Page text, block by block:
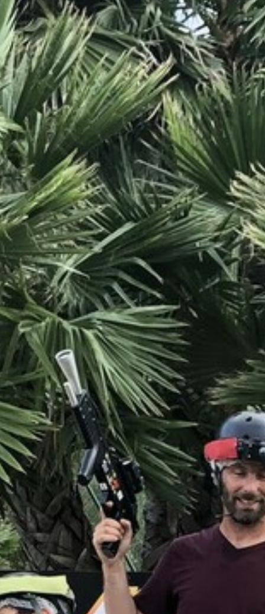
BACK
BACK
BACK
BACK
LE GUIDE TURISTICHE